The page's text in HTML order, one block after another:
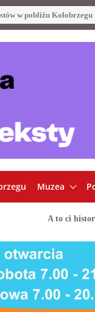
w pobliżu Kołobrzegu
Muzea
A to ci